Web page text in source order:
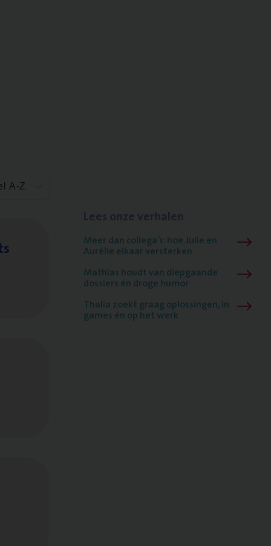
A-Z
Meer dan collega’s: hoe Julie en
Aurélie elkaar versterken
Mathias houdt van diepgaande
dossiers én droge humor
Thalia zoekt graag oplossingen, in
games én op het werk